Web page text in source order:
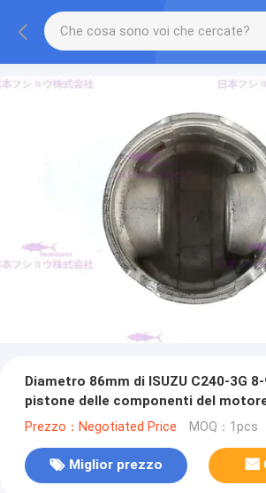
Diametro 86mm di ISUZU C240-3G
pistone delle componenti del
Prezzo：Negotiated Price MOQ：1pcs
Miglior prezzo